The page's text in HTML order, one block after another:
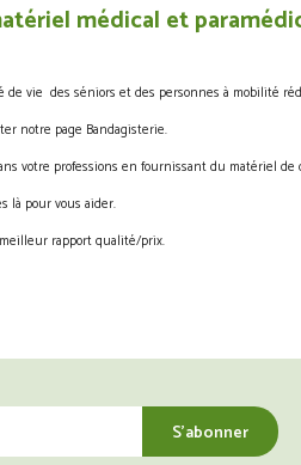
médical et
de vie des séniors et des personnes à mobilité
notre page Bandagisterie.
votre professions en fournissant du matériel de
là pour vous aider.
rapport qualité/prix.